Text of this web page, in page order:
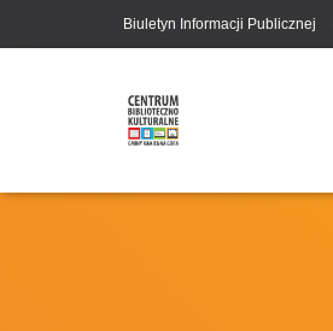
Biuletyn Informacji Publicznej